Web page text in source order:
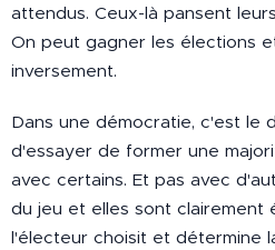
attendus. Ceux-là pansent
On peut gagner les élections
inversement.
Dans une démocratie, c'est le
d'essayer de former une
avec certains. Et pas avec
du jeu et elles sont clairement
l'électeur choisit et détermine